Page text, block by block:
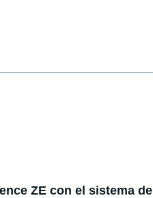
ZE con el sistema de